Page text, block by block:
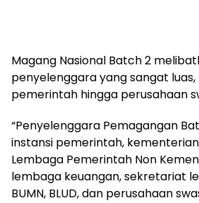
Magang Nasional Batch 2
penyelenggara yang sangat
pemerintah hingga perusahaan
“Penyelenggara Pemagangan
instansi pemerintah,
Lembaga Pemerintah Non
lembaga keuangan, sekretariat
BUMN, BLUD, dan perusahaan